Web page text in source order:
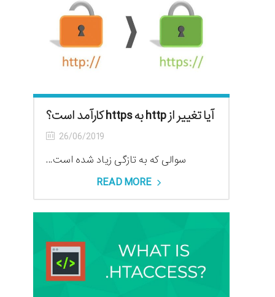
آیا تغییر از http به https کارآمد است؟
26/06/2019
سوالی که به تازگی زیاد شده است...
READ MORE